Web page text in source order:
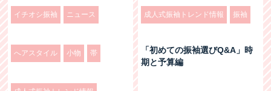
イチオシ振袖 ニュース
へアスタイル 小物 帯
成人式振袖トレンド情報 振袖
「初めての振袖選びQ&A」時
期と予算編